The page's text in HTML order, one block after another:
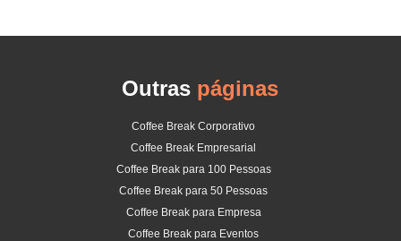
Outras páginas
Coffee Break Corporativo
Coffee Break Empresarial
Coffee Break para 100 Pessoas
Coffee Break para 50 Pessoas
Coffee Break para Empresa
Coffee Break para Eventos